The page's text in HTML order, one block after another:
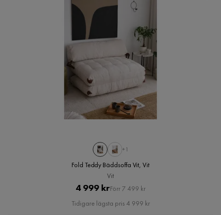
+1
Fold Teddy Bäddsoffa Vit, Vit
Vit
Pris
4 999 krOriginal
Pris
Förr 7 499 kr
Tidigare lägsta pris 4 999 kr